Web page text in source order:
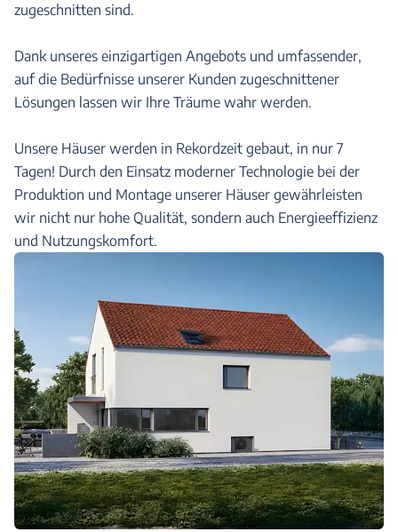
zugeschnitten sind.
Dank unseres einzigartigen Angebots und umfassender,
auf die Bedürfnisse unserer Kunden zugeschnittener
Lösungen lassen wir Ihre Träume wahr werden.
Unsere Häuser werden in Rekordzeit gebaut, in nur 7
Tagen! Durch den Einsatz moderner Technologie bei der
Produktion und Montage unserer Häuser gewährleisten
wir nicht nur hohe Qualität, sondern auch Energieeffizienz
und Nutzungskomfort.